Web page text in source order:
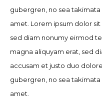
gubergren, no sea
amet. Lorem ipsum dolor
sed diam nonumy eirmod
magna aliquyam erat, sed
accusam et justo duo
gubergren, no sea
amet.